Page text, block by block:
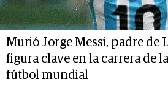
Murió Jorge Messi, padre de
figura clave en la carrera de
fútbol mundial